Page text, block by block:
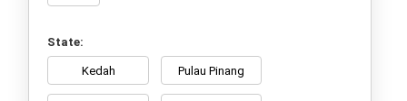
State:
Kedah Pulau Pinang